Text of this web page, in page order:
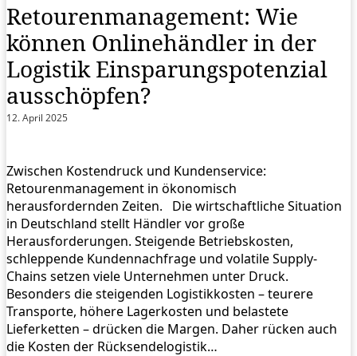
Retourenmanagement: Wie
können Onlinehändler in der
Logistik Einsparungspotenzial
ausschöpfen?
12. April 2025
Zwischen Kostendruck und Kundenservice:
Retourenmanagement in ökonomisch
herausfordernden Zeiten. Die wirtschaftliche Situation
in Deutschland stellt Händler vor große
Herausforderungen. Steigende Betriebskosten,
schleppende Kundennachfrage und volatile Supply-
Chains setzen viele Unternehmen unter Druck.
Besonders die steigenden Logistikkosten – teurere
Transporte, höhere Lagerkosten und belastete
Lieferketten – drücken die Margen. Daher rücken auch
die Kosten der Rücksendelogistik…